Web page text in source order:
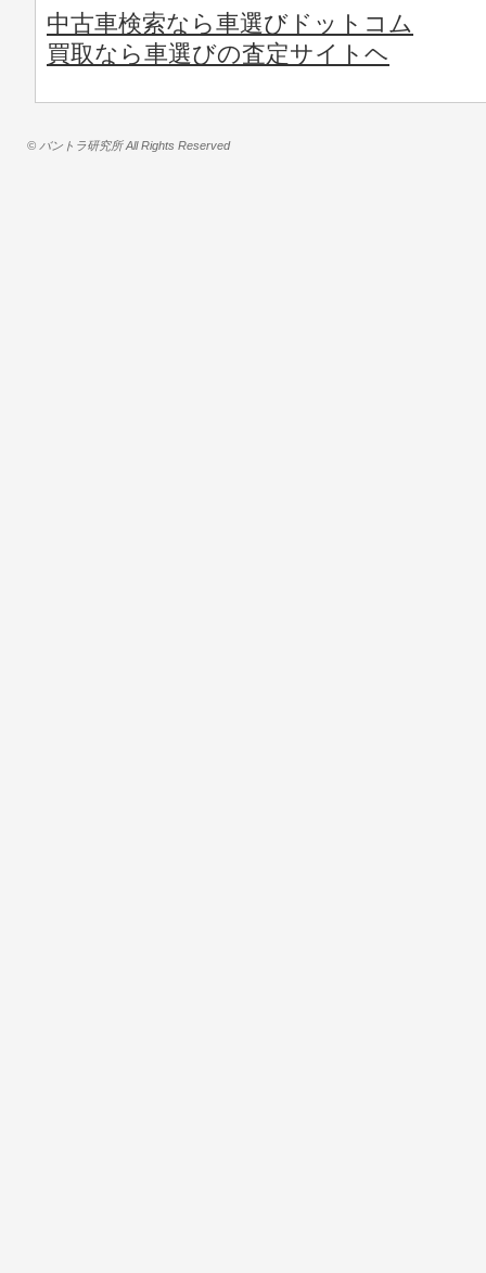
中古車検索なら車選びドットコム
買取なら車選びの査定サイトヘ
© バントラ研究所 All Rights Reserved